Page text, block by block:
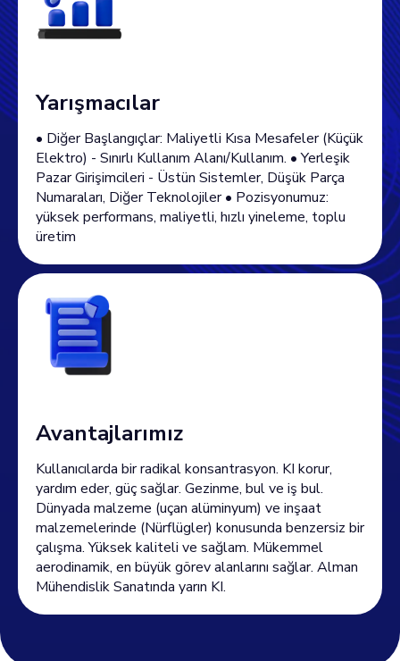
Yarışmacılar
• Diğer Başlangıçlar: Maliyetli Kısa Mesafeler (Küçük
Elektro) - Sınırlı Kullanım Alanı/Kullanım. • Yerleşik
Pazar Girişimcileri - Üstün Sistemler, Düşük Parça
Numaraları, Diğer Teknolojiler • Pozisyonumuz:
yüksek performans, maliyetli, hızlı yineleme, toplu
üretim
Avantajlarımız
Kullanıcılarda bir radikal konsantrasyon. KI korur,
yardım eder, güç sağlar. Gezinme, bul ve iş bul.
Dünyada malzeme (uçan alüminyum) ve inşaat
malzemelerinde (Nürflügler) konusunda benzersiz bir
çalışma. Yüksek kaliteli ve sağlam. Mükemmel
aerodinamik, en büyük görev alanlarını sağlar. Alman
Mühendislik Sanatında yarın KI.